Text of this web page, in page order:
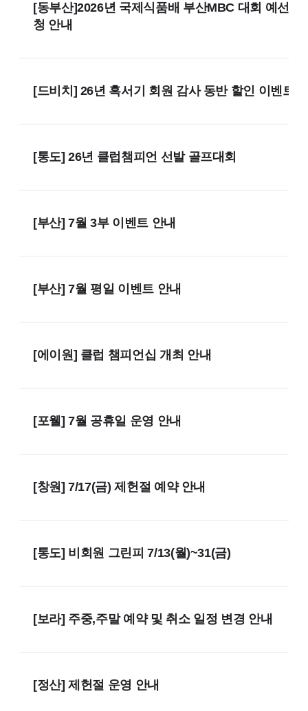
[동부산]2026년 국제식품배 부산MBC 대회 예선전
청 안내
[드비치] 26년 혹서기 회원 감사 동반 할인 이벤트
[통도] 26년 클럽챔피언 선발 골프대회
[부산] 7월 3부 이벤트 안내
[부산] 7월 평일 이벤트 안내
[에이원] 클럽 챔피언십 개최 안내
[포웰] 7월 공휴일 운영 안내
[창원] 7/17(금) 제헌절 예약 안내
[통도] 비회원 그린피 7/13(월)~31(금)
[보라] 주중,주말 예약 및 취소 일정 변경 안내
[정산] 제헌절 운영 안내